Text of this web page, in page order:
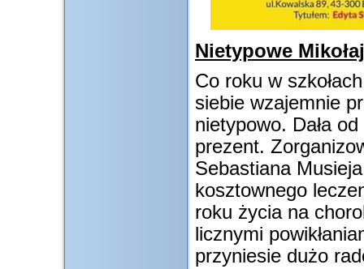
Nietypowe
Co roku w
siebie wzajemnie
nietypowo. Dała
prezent.
Sebastiana
kosztownego
roku życia na
licznymi
przyniesie dużo